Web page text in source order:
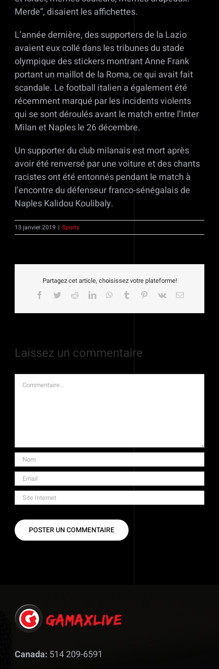
Merde”, disaient les affichettes.
L’année dernière, des supporters de la Lazio
avaient eux collé dans les tribunes du stade
olympique des stickers montrant Anne Frank
portant un maillot de la Roma, ce qui avait fait
scandale. Le football italien a également été
récemment marqué par les incidents violents
qui se sont déroulés avant le match entre l’Inter
Milan et Naples le 26 décembre.
Un supporter du club milanais est mort après
avoir été renversé par une voiture et des chants
racistes ont été entonnés pendant le match à
l’encontre du défenseur franco-sénégalais de
Naples Kalidou Koulibaly.
13 janvier 2019 | Sports
Partagez cet article, choisissez votre plateforme!
Facebook
TwitterRedditLinkedInWhatsApp
Tumblr Pinterest
Vk Email
Laissez un commentaire
Commentaire
Canada: 514 209-6591